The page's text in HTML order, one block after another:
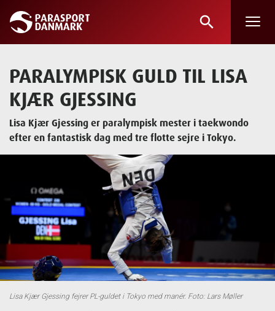
Skip
to
content
search
PARALYMPISK GULD TIL LISA
KJÆR GJESSING
Lisa Kjær Gjessing er paralympisk mester i taekwondo
efter en fantastisk dag med tre flotte sejre i Tokyo.
Lisa Kjær Gjessing fejrer PL-guldet i Tokyo med manér. Foto: Lars Møller